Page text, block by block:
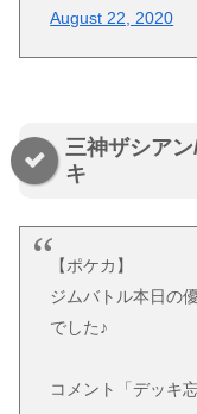
August 22, 2020
三神ザシア
キ
【ポケカ】
ジムバトル本日の
でした♪
コメント「デッキ